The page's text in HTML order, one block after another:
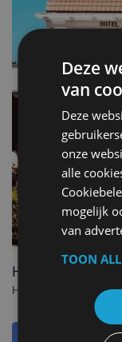
Hotel Sanders
Hotel in Sluis. -
Deze
van
Deze
onze
alle
mogelijk
van
TOON